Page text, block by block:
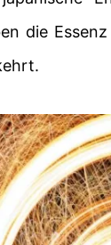
die